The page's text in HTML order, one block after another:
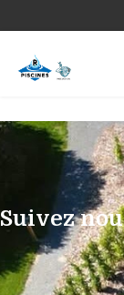
Suivez